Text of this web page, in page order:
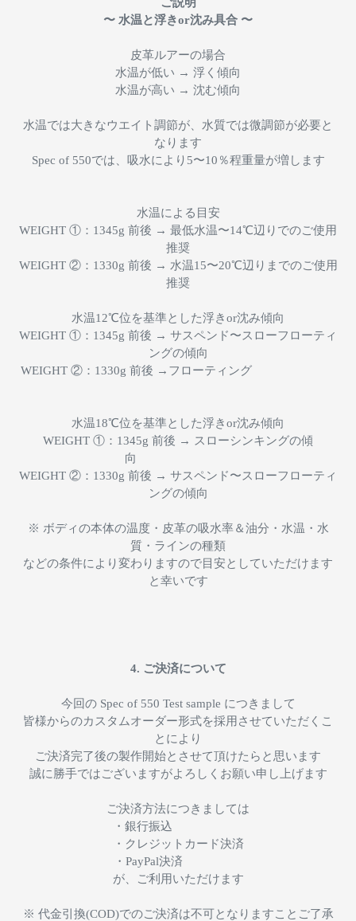
〜 水温と浮きor沈み具合 〜
皮革ルアーの場合
水温が低い → 浮く傾向
水温が高い → 沈む傾向
水温では大きなウエイト調節が、水質では微調節が必要と
なります
Spec of 550では、吸水により5〜10％程重量が増します
水温による目安
WEIGHT ①：1345g 前後 → 最低水温〜14℃辺りでのご使用
推奨
WEIGHT ②：1330g 前後 → 水温15〜20℃辺りまでのご使用
推奨
水温12℃位を基準とした浮きor沈み傾向
WEIGHT ①：1345g 前後 → サスペンド〜スローフローティ
ングの傾向
WEIGHT ②：1330g 前後 →フローティング
水温18℃位を基準とした浮きor沈み傾向
WEIGHT ①：1345g 前後 → スローシンキングの傾
向
WEIGHT ②：1330g 前後 → サスペンド〜スローフローティ
ングの傾向
※ ボディの本体の温度・皮革の吸水率＆油分・水温・水
質・ラインの種類
などの条件により変わりますので目安としていただけます
と幸いです
4. ご決済について
今回の Spec of 550 Test sample につきまして
皆様からのカスタムオーダー形式を採用させていただくこ
とにより
ご決済完了後の製作開始とさせて頂けたらと思います
誠に勝手ではございますがよろしくお願い申し上げます
ご決済方法につきましては
・銀行振込
・クレジットカード決済
・PayPal決済
が、ご利用いただけます
※ 代金引換(COD)でのご決済は不可となりますことご了承